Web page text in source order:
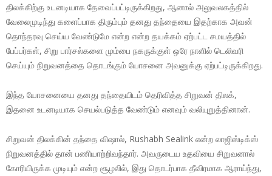
திலக்கிற்கு உடனடியாக தேவைப்பட்டிருக்கிறது, ஆனால் அலுவலகத்தில்
வேலைமுடிந்து களைப்பாக திரும்பும் தனது தந்தையை இதற்காக அவன்
தொந்தரவு செய்ய வேண்டுமே என்ற என்ற தயக்கம் ஏற்பட்ட சமயத்தில்
பேப்பர்கள், சிறு பார்சல்களை மும்பை நகருக்குள் ஒரே நாளில் டெலிவரி
செய்யும் நிறுவனத்தை தொடங்கும் யோசனை அவனுக்கு ஏற்பட்டிருக்கிறது.
இந்த யோசனையை தனது தந்தையிடம் தெரிவித்த சிறுவன் திலக்,
இதனை உடனடியாக செயல்படுத்த வேண்டும் எனவும் வலியுறுத்தினான்.
சிறுவன் திலக்கின் தந்தை விஷால், Rushabh Sealink என்ற லாஜிஸ்டிக்ஸ்
நிறுவனத்தில் தான் பணியாற்றிவந்தார். அவருடைய உதவியை சிறுவனால்
கோரியிருக்க முடியும் என்ற சூழலில், இது தொடர்பாக தீவிரமாக ஆராய்ந்து,